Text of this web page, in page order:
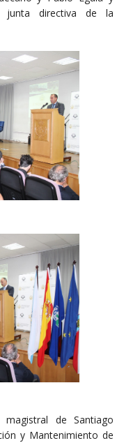
junta directiva de la
de Santiago
y Mantenimiento de